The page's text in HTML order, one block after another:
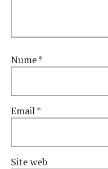
Nume*
Email*
Site web